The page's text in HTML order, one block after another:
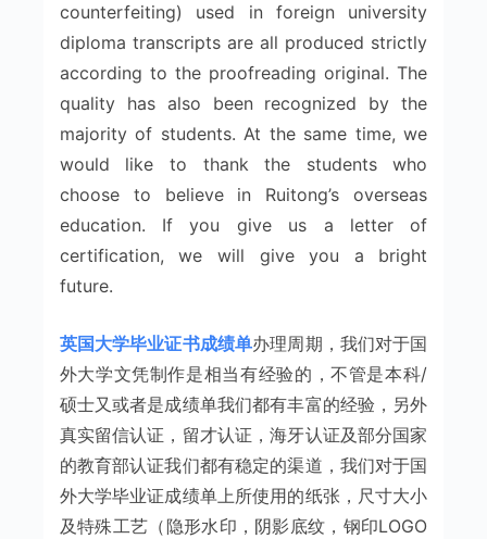
counterfeiting) used in foreign university
diploma transcripts are all produced strictly
according to the proofreading original. The
quality has also been recognized by the
majority of students. At the same time, we
would like to thank the students who
choose to believe in Ruitong’s overseas
education. If you give us a letter of
certification, we will give you a bright
future.
英国大学毕业证书成绩单办理周期，我们对于国
外大学文凭制作是相当有经验的，不管是本科/
硕士又或者是成绩单我们都有丰富的经验，另外
真实留信认证，留才认证，海牙认证及部分国家
的教育部认证我们都有稳定的渠道，我们对于国
外大学毕业证成绩单上所使用的纸张，尺寸大小
及特殊工艺（隐形水印，阴影底纹，钢印LOGO